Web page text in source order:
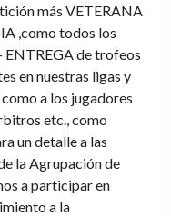
más VETERANA
,como todos los
ENTREGA de trofeos
en nuestras ligas y
a los jugadores
etc., como
un detalle a las
la Agrupación de
a participar en
a la